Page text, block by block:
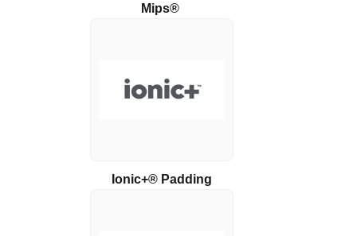
Mips®
Ionic+® Padding